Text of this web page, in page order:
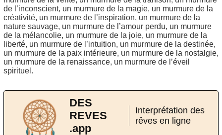
de l’inconscient, un murmure de la magie, un murmure de la
créativité, un murmure de l’inspiration, un murmure de la
nature sauvage, un murmure de l’amour perdu, un murmure
de la mélancolie, un murmure de la joie, un murmure de la
liberté, un murmure de l’intuition, un murmure de la destinée,
un murmure de la paix intérieure, un murmure de la nostalgie,
un murmure de la renaissance, un murmure de l’éveil
spirituel.
DES
REVES
.app
Interprétation des
rêves en ligne